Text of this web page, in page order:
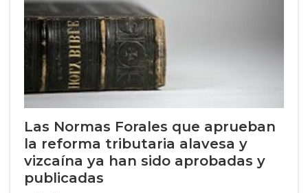
Las Normas Forales que aprueban
la reforma tributaria alavesa y
vizcaína ya han sido aprobadas y
publicadas